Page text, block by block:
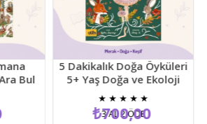
Bul
5 Dakikalık Doğa Öyküleri
5+ Yaş Doğa ve Ekoloji
Temalı Çocuk Hikaye
Kitabı
★ ★ ★ ★
₺700,00
3 AL 2 ÖDE